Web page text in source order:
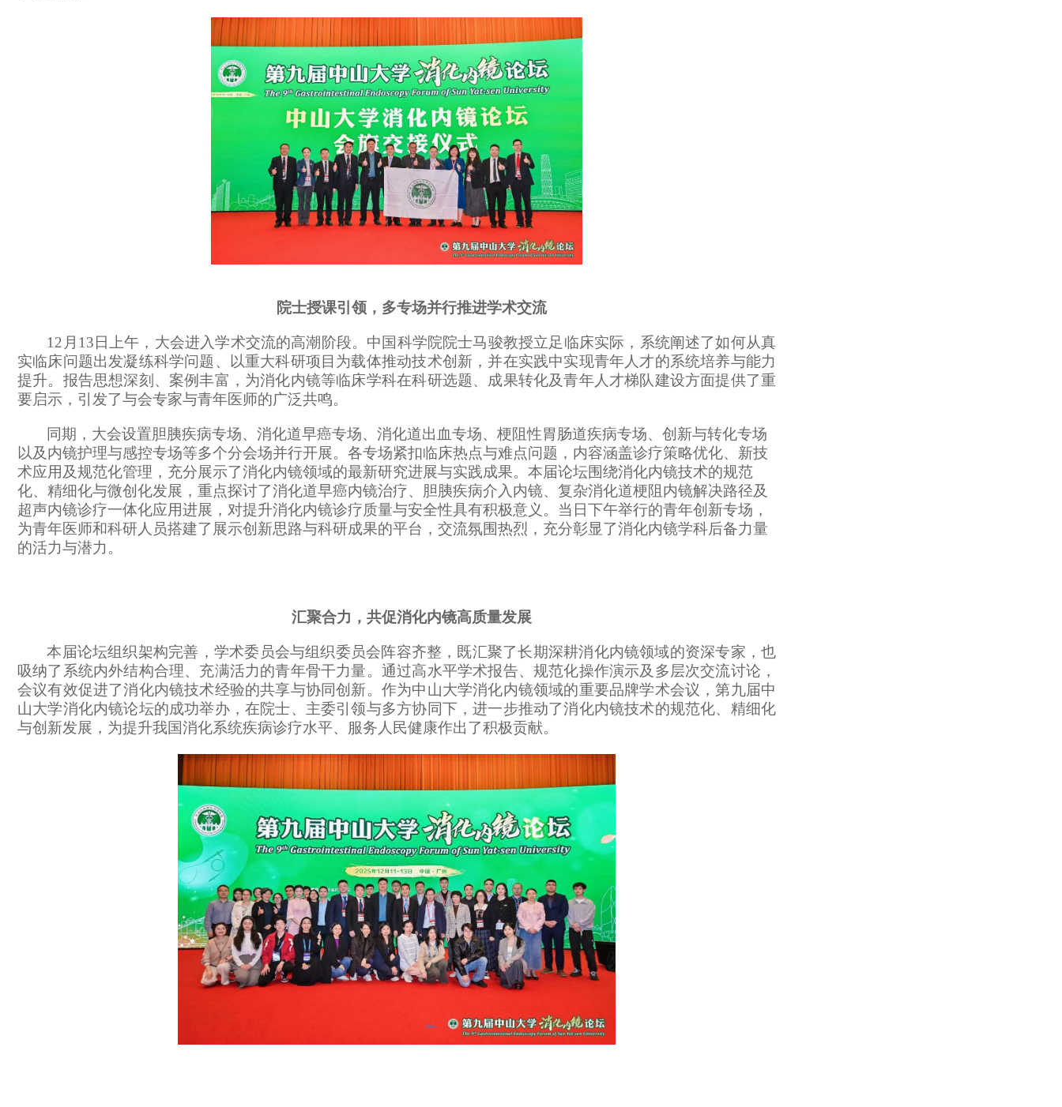
院士授课引领，多专场并行推进学术交流
12月13日上午，大会进入学术交流的高潮阶段。中国科学院院士马骏教授立足临床实际，系统阐述了如何从真
实临床问题出发凝练科学问题、以重大科研项目为载体推动技术创新，并在实践中实现青年人才的系统培养与能力
提升。报告思想深刻、案例丰富，为消化内镜等临床学科在科研选题、成果转化及青年人才梯队建设方面提供了重
要启示，引发了与会专家与青年医师的广泛共鸣。
同期，大会设置胆胰疾病专场、消化道早癌专场、消化道出血专场、梗阻性胃肠道疾病专场、创新与转化专场
以及内镜护理与感控专场等多个分会场并行开展。各专场紧扣临床热点与难点问题，内容涵盖诊疗策略优化、新技
术应用及规范化管理，充分展示了消化内镜领域的最新研究进展与实践成果。本届论坛围绕消化内镜技术的规范
化、精细化与微创化发展，重点探讨了消化道早癌内镜治疗、胆胰疾病介入内镜、复杂消化道梗阻内镜解决路径及
超声内镜诊疗一体化应用进展，对提升消化内镜诊疗质量与安全性具有积极意义。当日下午举行的青年创新专场，
为青年医师和科研人员搭建了展示创新思路与科研成果的平台，交流氛围热烈，充分彰显了消化内镜学科后备力量
的活力与潜力。
汇聚合力，共促消化内镜高质量发展
本届论坛组织架构完善，学术委员会与组织委员会阵容齐整，既汇聚了长期深耕消化内镜领域的资深专家，也
吸纳了系统内外结构合理、充满活力的青年骨干力量。通过高水平学术报告、规范化操作演示及多层次交流讨论，
会议有效促进了消化内镜技术经验的共享与协同创新。作为中山大学消化内镜领域的重要品牌学术会议，第九届中
山大学消化内镜论坛的成功举办，在院士、主委引领与多方协同下，进一步推动了消化内镜技术的规范化、精细化
与创新发展，为提升我国消化系统疾病诊疗水平、服务人民健康作出了积极贡献。